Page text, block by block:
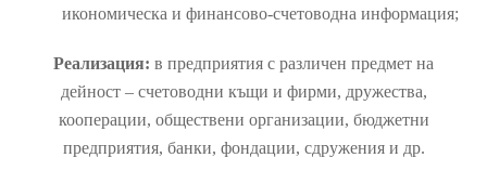
икономическа и финансово-счетоводна информация;
Реализация: в предприятия с различен предмет на
дейност – счетоводни къщи и фирми, дружества,
кооперации, обществени организации, бюджетни
предприятия, банки, фондации, сдружения и др.